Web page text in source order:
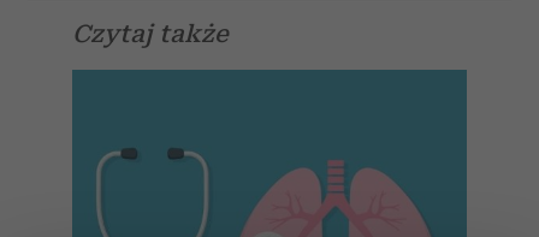
Czytaj także